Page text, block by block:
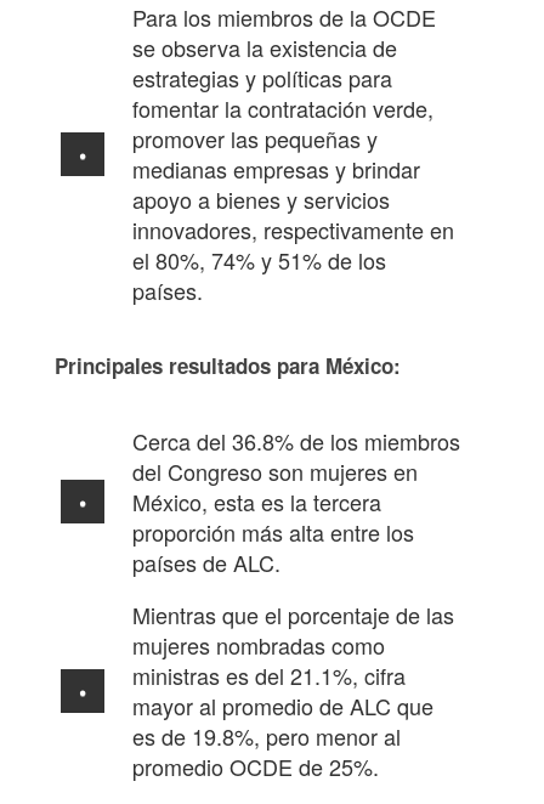
Para los miembros de la OCDE
se observa la existencia de
estrategias y políticas para
fomentar la contratación verde,
promover las pequeñas y
medianas empresas y brindar
apoyo a bienes y servicios
innovadores, respectivamente en
el 80%, 74% y 51% de los
países.
Principales resultados para México:
Cerca del 36.8% de los miembros
del Congreso son mujeres en
México, esta es la tercera
proporción más alta entre los
países de ALC.
Mientras que el porcentaje de las
mujeres nombradas como
ministras es del 21.1%, cifra
mayor al promedio de ALC que
es de 19.8%, pero menor al
promedio OCDE de 25%.